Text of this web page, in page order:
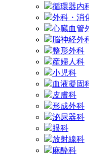
循環器内
外科・消
心臓血管
脳神経外
整形外科
産婦人科
小児科
血液凝固
皮膚科
形成外科
泌尿器科
眼科
放射線科
麻酔科